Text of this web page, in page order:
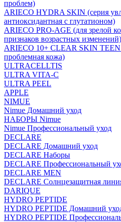
проблем)
ARIECO HYDRA SKIN (серия
антиоксидантная с глутатионом)
ARIECO PRO-AGE (для зрелой
признаков возрастных изменений)
ARIECO 10+ CLEAR SKIN TEEN
проблемная кожа)
ULTRACELLTIS
ULTRA VITA-C
ULTRA PEEL
APPLE
NIMUE
Nimue Домашний уход
НАБОРЫ Nimue
Nimue Профессиональный уход
DECLARE
DECLARE Домашний уход
DECLARE Наборы
DECLARE Профессиональный
DECLARE MEN
DECLARE Солнцезащитная
DARIQUE
HYDRO PEPTIDE
HYDRO PEPTIDE Домашний
HYDRO PEPTIDE